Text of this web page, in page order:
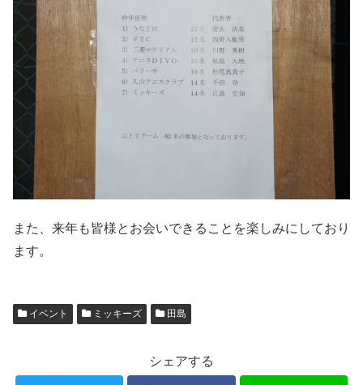
また、来年も皆様とお会いできることを楽しみにしており
ます。
イベント ミッキーズ 田島
シェアする